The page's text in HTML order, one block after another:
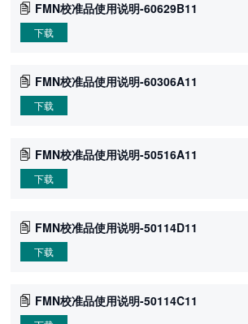
FMN校准品使用说明-60629B11
下载
FMN校准品使用说明-60306A11
下载
FMN校准品使用说明-50516A11
下载
FMN校准品使用说明-50114D11
下载
FMN校准品使用说明-50114C11